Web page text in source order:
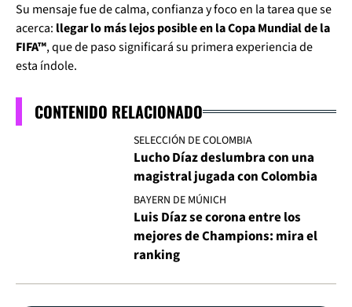
Su mensaje fue de calma, confianza y foco en la tarea que se
acerca: llegar lo más lejos posible en la Copa Mundial de la
FIFA™, que de paso significará su primera experiencia de
esta índole.
CONTENIDO RELACIONADO
SELECCIÓN DE COLOMBIA
Lucho Díaz deslumbra con una
magistral jugada con Colombia
BAYERN DE MÚNICH
Luis Díaz se corona entre los
mejores de Champions: mira el
ranking